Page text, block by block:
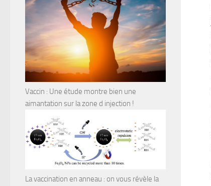
Vaccin : Une étude montre bien une
aimantation sur la zone d injection !
La vaccination en anneau : on vous révèle la